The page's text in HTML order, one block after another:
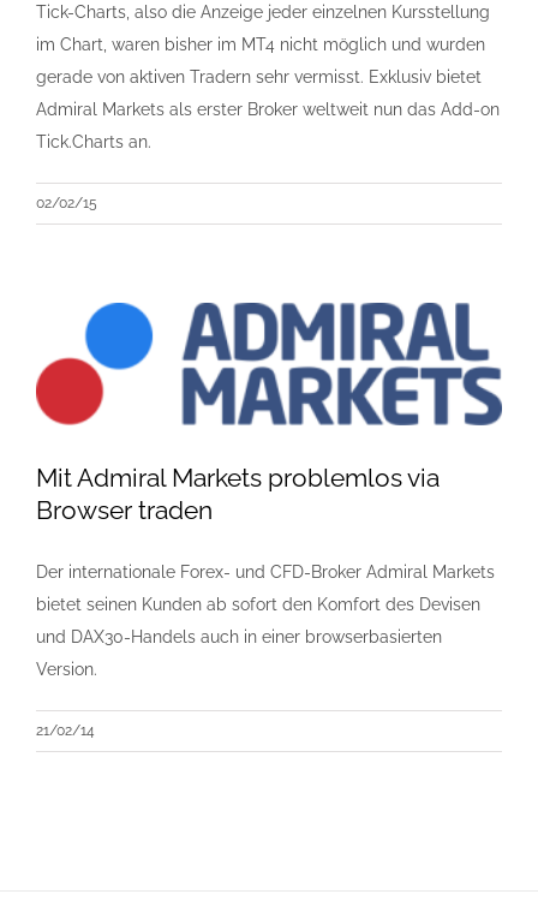
Tick-Charts, also die Anzeige jeder einzelnen Kursstellung
im Chart, waren bisher im MT4 nicht möglich und wurden
gerade von aktiven Tradern sehr vermisst. Exklusiv bietet
Admiral Markets als erster Broker weltweit nun das Add-on
Tick.Charts an.
02/02/15
Mit Admiral Markets problemlos via
Browser traden
Der internationale Forex- und CFD-Broker Admiral Markets
bietet seinen Kunden ab sofort den Komfort des Devisen
und DAX30-Handels auch in einer browserbasierten
Version.
21/02/14